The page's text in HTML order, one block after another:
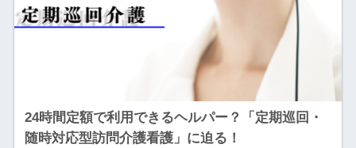
24時間定額で利用できるヘルパー？「定期巡回・
随時対応型訪問介護看護」に迫る！